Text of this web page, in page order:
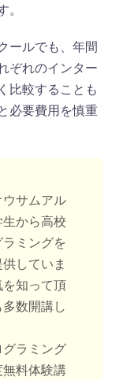
ールでも、年間
ぞれのインター
比較することも
必要費用を慎重
ウサムアル
から高校
ミングを
していま
知って頂
数開講し
ラミング
料体験講